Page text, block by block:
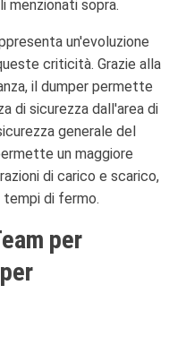
menzionati sopra.
un'evoluzione
criticità. Grazie alla
il dumper permette
di sicurezza dall'area di
generale del
un maggiore
di carico e scarico,
tempi di fermo.
per